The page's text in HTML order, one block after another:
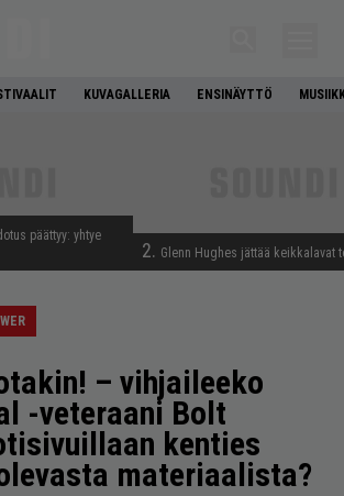
KUVAGALLERIA ENSINÄYTTÖ
päättyy: yhtye
2. Glenn Hughes jättää keikkalavat
– vihjaileeko
-veteraani Bolt
kenties
materiaalista?